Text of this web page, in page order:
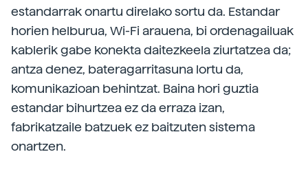
estandarrak onartu direlako sortu da. Estandar
horien helburua, Wi-Fi arauena, bi ordenagailuak
kablerik gabe konekta daitezkeela ziurtatzea da;
antza denez, bateragarritasuna lortu da,
komunikazioan behintzat. Baina hori guztia
estandar bihurtzea ez da erraza izan,
fabrikatzaile batzuek ez baitzuten sistema
onartzen.